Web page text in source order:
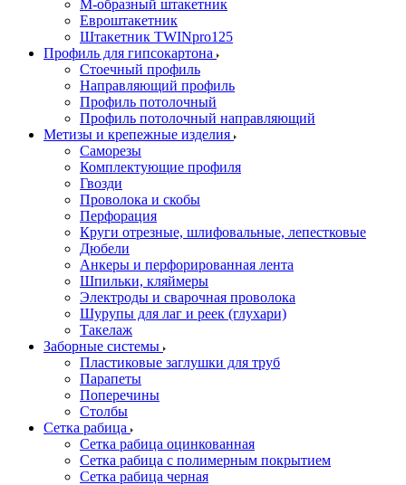
М-образный штакетник
Евроштакетник
Штакетник TWINpro125
Профиль для гипсокартона
Стоечный профиль
Направляющий профиль
Профиль потолочный
Профиль потолочный направляющий
Метизы и крепежные изделия
Саморезы
Комплектующие профиля
Гвозди
Проволока и скобы
Перфорация
Круги отрезные, шлифовальные, лепестковые
Дюбели
Анкеры и перфорированная лента
Шпильки, кляймеры
Электроды и сварочная проволока
Шурупы для лаг и реек (глухари)
Такелаж
Заборные системы
Пластиковые заглушки для труб
Парапеты
Поперечины
Столбы
Сетка рабица
Сетка рабица оцинкованная
Сетка рабица с полимерным покрытием
Сетка рабица черная